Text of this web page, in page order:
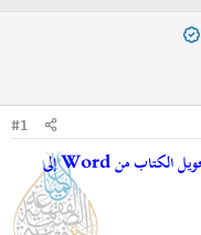
#1
الإخوة الكرام: كيف يمكن عمل فهرس مفصل بطريقة تحويل الكتاب من Word إلى